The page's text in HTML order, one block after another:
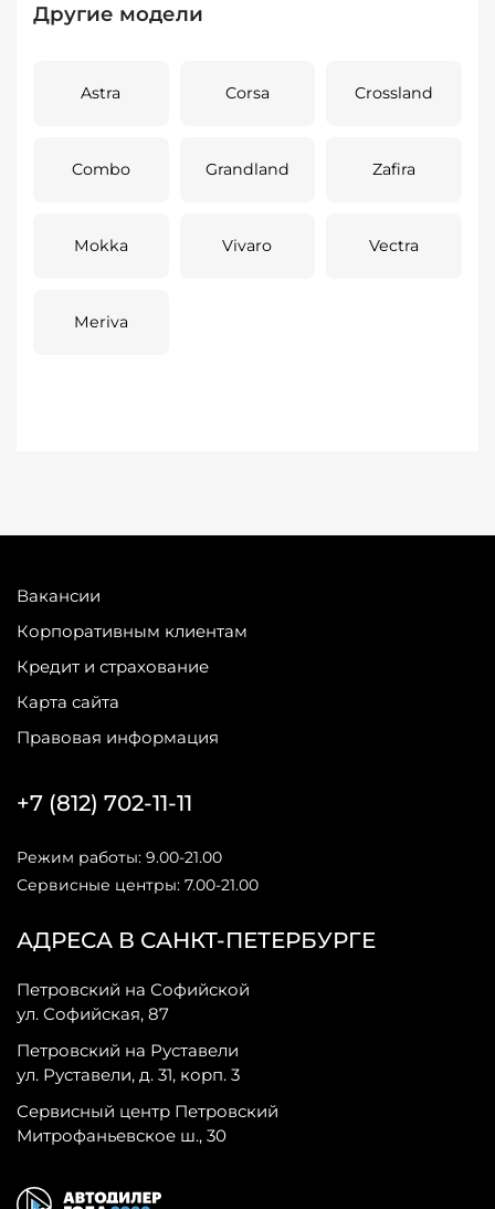
Другие модели
Astra Corsa Crossland
Combo Grandland Zafira
Mokka Vivaro Vectra
Meriva
Вакансии
Корпоративным клиентам
Кредит и страхование
Карта сайта
Правовая информация
АДРЕСА В САНКТ-ПЕТЕРБУРГЕ
Петровский на Софийской
ул. Софийская, 87
Петровский на Руставели
ул. Руставели, д. 31, корп. 3
Сервисный центр Петровский
Митрофаньевское ш., 30
+7 (812) 702-11-11
Режим работы: 9.00-21.00
Сервисные центры: 7.00-21.00